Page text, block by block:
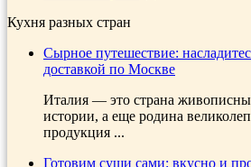
Кухня разных стран
Сырное путешествие:
доставкой по Москве
Италия — это страна
истории, а еще родина
продукция ...
Готовим суши сами: вкусно и